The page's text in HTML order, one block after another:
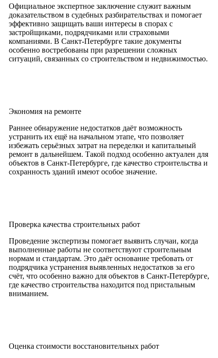
Официальное экспертное заключение служит важным
доказательством в судебных разбирательствах и помогает
эффективно защищать ваши интересы в спорах с
застройщиками, подрядчиками или страховыми
компаниями. В Санкт-Петербурге такие документы
особенно востребованы при разрешении сложных
ситуаций, связанных со строительством и недвижимостью.
Экономия на ремонте
Раннее обнаружение недостатков даёт возможность
устранить их ещё на начальном этапе, что позволяет
избежать серьёзных затрат на переделки и капитальный
ремонт в дальнейшем. Такой подход особенно актуален для
объектов в Санкт-Петербурге, где качество строительства и
сохранность зданий имеют особое значение.
Проверка качества строительных работ
Проведение экспертизы помогает выявить случаи, когда
выполненные работы не соответствуют строительным
нормам и стандартам. Это даёт основание требовать от
подрядчика устранения выявленных недостатков за его
счёт, что особенно важно для объектов в Санкт-Петербурге,
где качество строительства находится под пристальным
вниманием.
Оценка стоимости восстановительных работ